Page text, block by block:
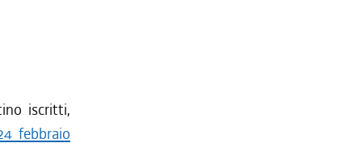
iscritti,
febbraio